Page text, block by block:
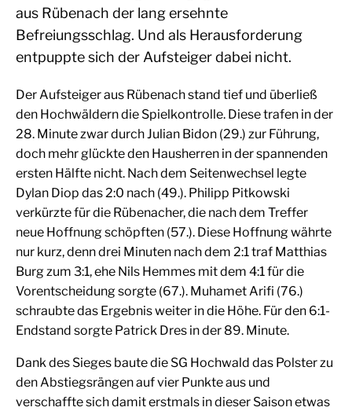
aus Rübenach der lang ersehnte
Befreiungsschlag. Und als Herausforderung
entpuppte sich der Aufsteiger dabei nicht.
Der Aufsteiger aus Rübenach stand tief und überließ
den Hochwäldern die Spielkontrolle. Diese trafen in der
28. Minute zwar durch Julian Bidon (29.) zur Führung,
doch mehr glückte den Hausherren in der spannenden
ersten Hälfte nicht. Nach dem Seitenwechsel legte
Dylan Diop das 2:0 nach (49.). Philipp Pitkowski
verkürzte für die Rübenacher, die nach dem Treffer
neue Hoffnung schöpften (57.). Diese Hoffnung währte
nur kurz, denn drei Minuten nach dem 2:1 traf Matthias
Burg zum 3:1, ehe Nils Hemmes mit dem 4:1 für die
Vorentscheidung sorgte (67.). Muhamet Arifi (76.)
schraubte das Ergebnis weiter in die Höhe. Für den 6:1-
Endstand sorgte Patrick Dres in der 89. Minute.
Dank des Sieges baute die SG Hochwald das Polster zu
den Abstiegsrängen auf vier Punkte aus und
verschaffte sich damit erstmals in dieser Saison etwas